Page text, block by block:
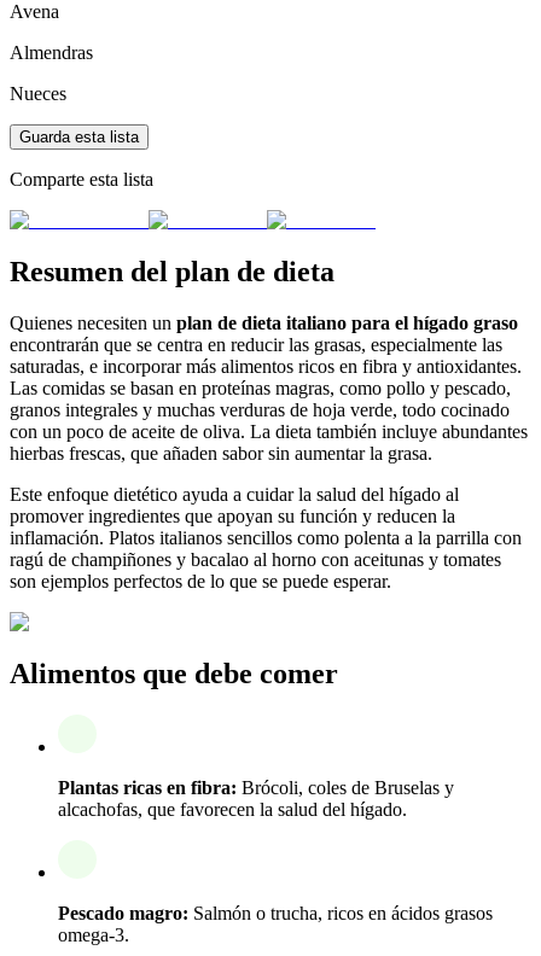
Avena
Almendras
Nueces
Guarda esta lista
Comparte esta lista
Resumen del plan de dieta
Quienes necesiten un plan de dieta italiano para el hígado graso
encontrarán que se centra en reducir las grasas, especialmente las
saturadas, e incorporar más alimentos ricos en fibra y antioxidantes.
Las comidas se basan en proteínas magras, como pollo y pescado,
granos integrales y muchas verduras de hoja verde, todo cocinado
con un poco de aceite de oliva. La dieta también incluye abundantes
hierbas frescas, que añaden sabor sin aumentar la grasa.
Este enfoque dietético ayuda a cuidar la salud del hígado al
promover ingredientes que apoyan su función y reducen la
inflamación. Platos italianos sencillos como polenta a la parrilla con
ragú de champiñones y bacalao al horno con aceitunas y tomates
son ejemplos perfectos de lo que se puede esperar.
Alimentos que debe comer
Plantas ricas en fibra: Brócoli, coles de Bruselas y
alcachofas, que favorecen la salud del hígado.
Pescado magro: Salmón o trucha, ricos en ácidos grasos
omega-3.